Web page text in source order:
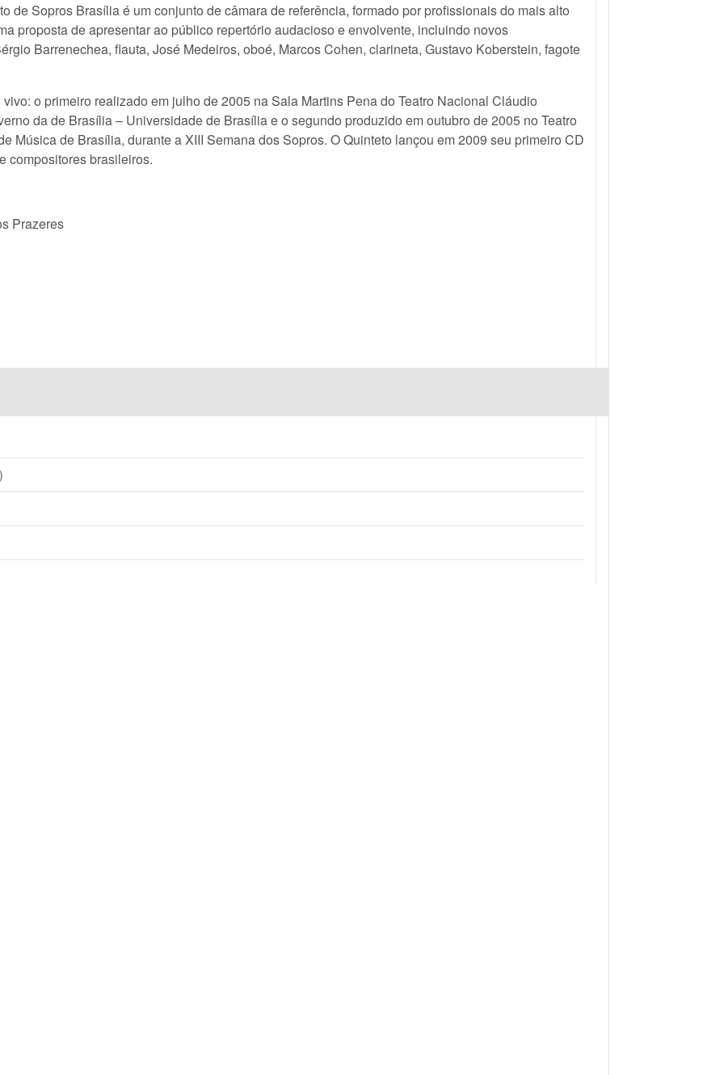
de Sopros Brasília é um conjunto de câmara de referência, formado por profissionais do mais alto
proposta de apresentar ao público repertório audacioso e envolvente, incluindo novos
Barrenechea, flauta, José Medeiros, oboé, Marcos Cohen, clarineta, Gustavo Koberstein, fagote
o primeiro realizado em julho de 2005 na Sala Martins Pena do Teatro Nacional Cláudio
da de Brasília – Universidade de Brasília e o segundo produzido em outubro de 2005 no Teatro
Música de Brasília, durante a XIII Semana dos Sopros. O Quinteto lançou em 2009 seu primeiro CD
compositores brasileiros.
Prazeres